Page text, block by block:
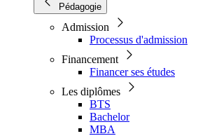
Pédagogie
Admission
Processus d'admission
Financement
Financer ses études
Les diplômes
BTS
Bachelor
MBA